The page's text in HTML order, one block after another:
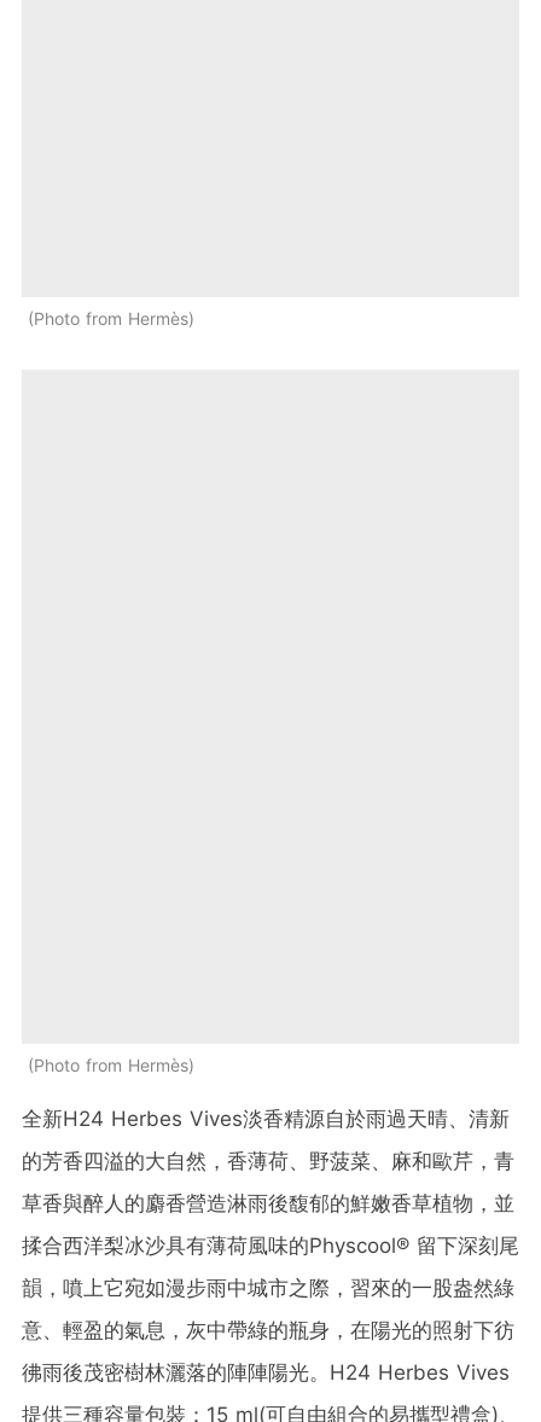
Photo from Hermès
Photo from Hermès
全新H24 Herbes Vives淡香精源自於雨過天晴、清新
的芳香四溢的大自然，香薄荷、野菠菜、麻和歐芹，青
草香與醉人的麝香營造淋雨後馥郁的鮮嫩香草植物，並
揉合西洋梨冰沙具有薄荷風味的Physcool® 留下深刻尾
韻，噴上它宛如漫步雨中城市之際，習來的一股盎然綠
意、輕盈的氣息，灰中帶綠的瓶身，在陽光的照射下彷
彿雨後茂密樹林灑落的陣陣陽光。H24 Herbes Vives
提供三種容量包裝：15 ml(可自由組合的易攜型禮盒)、